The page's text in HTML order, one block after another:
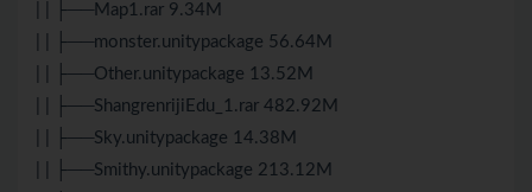
| | ├──Map1.rar 9.34M
| | ├──monster.unitypackage 56.64M
| | ├──Other.unitypackage 13.52M
| | ├──ShangrenrijiEdu_1.rar 482.92M
| | ├──Sky.unitypackage 14.38M
| | ├──Smithy.unitypackage 213.12M